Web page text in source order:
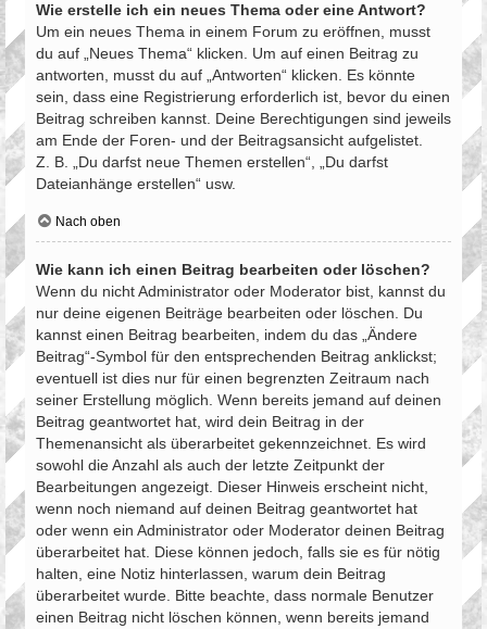
Wie erstelle ich ein neues Thema oder eine Antwort?
Um ein neues Thema in einem Forum zu eröffnen, musst
du auf „Neues Thema“ klicken. Um auf einen Beitrag zu
antworten, musst du auf „Antworten“ klicken. Es könnte
sein, dass eine Registrierung erforderlich ist, bevor du einen
Beitrag schreiben kannst. Deine Berechtigungen sind jeweils
am Ende der Foren- und der Beitragsansicht aufgelistet.
Z. B. „Du darfst neue Themen erstellen“, „Du darfst
Dateianhänge erstellen“ usw.
Nach oben
Wie kann ich einen Beitrag bearbeiten oder löschen?
Wenn du nicht Administrator oder Moderator bist, kannst du
nur deine eigenen Beiträge bearbeiten oder löschen. Du
kannst einen Beitrag bearbeiten, indem du das „Ändere
Beitrag“-Symbol für den entsprechenden Beitrag anklickst;
eventuell ist dies nur für einen begrenzten Zeitraum nach
seiner Erstellung möglich. Wenn bereits jemand auf deinen
Beitrag geantwortet hat, wird dein Beitrag in der
Themenansicht als überarbeitet gekennzeichnet. Es wird
sowohl die Anzahl als auch der letzte Zeitpunkt der
Bearbeitungen angezeigt. Dieser Hinweis erscheint nicht,
wenn noch niemand auf deinen Beitrag geantwortet hat
oder wenn ein Administrator oder Moderator deinen Beitrag
überarbeitet hat. Diese können jedoch, falls sie es für nötig
halten, eine Notiz hinterlassen, warum dein Beitrag
überarbeitet wurde. Bitte beachte, dass normale Benutzer
einen Beitrag nicht löschen können, wenn bereits jemand